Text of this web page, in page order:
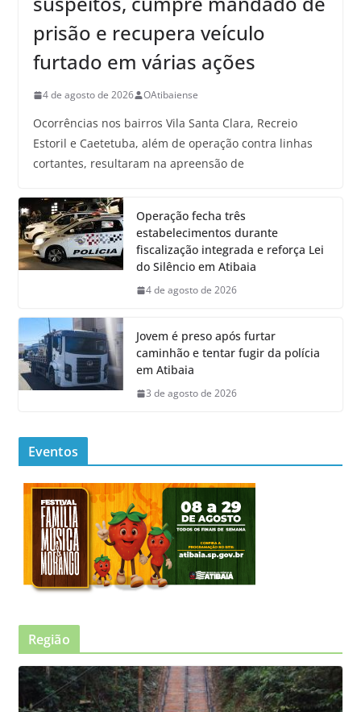
prisão e recupera veículo
furtado em várias ações
4 de agosto de 2026 OAtibaiense
Ocorrências nos bairros Vila Santa Clara, Recreio
Estoril e Caetetuba, além de operação contra linhas
cortantes, resultaram na apreensão de
Operação fecha três
estabelecimentos durante
fiscalização integrada e reforça Lei
do Silêncio em Atibaia
4 de agosto de 2026
Jovem é preso após furtar
caminhão e tentar fugir da polícia
em Atibaia
3 de agosto de 2026
Eventos
Região